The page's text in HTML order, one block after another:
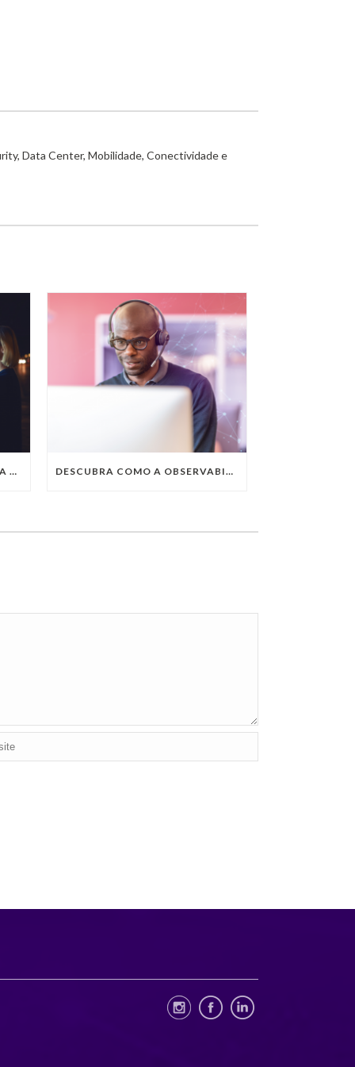
Data Center, Mobilidade, Conectividade e
QUAIS SÃO AS TENDÊNCIAS DA TECNOLOGIA DA INFORMAÇÃO PARA 2023? DESCUBRA COMO A OBSERVABILITY IMPULSIONA O SUCESSO DO SEU NEGÓCIO